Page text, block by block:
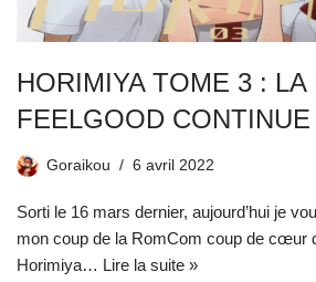
HORIMIYA TOME 3 : LA
FEELGOOD CONTINUE
Goraikou 6 avril 2022
Sorti le 16 mars dernier, aujourd’hui je
mon coup de la RomCom coup de cœur
Horimiya… Lire la suite »